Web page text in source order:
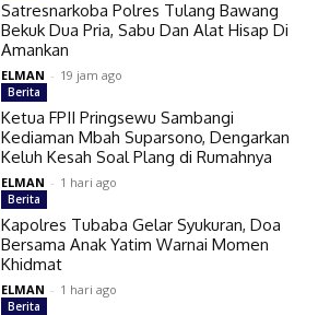
Satresnarkoba Polres Tulang Bawang
Bekuk Dua Pria, Sabu Dan Alat Hisap Di
Amankan
ELMAN - 19 jam ago
Berita
Ketua FPII Pringsewu Sambangi
Kediaman Mbah Suparsono, Dengarkan
Keluh Kesah Soal Plang di Rumahnya
ELMAN - 1 hari ago
Berita
Kapolres Tubaba Gelar Syukuran, Doa
Bersama Anak Yatim Warnai Momen
Khidmat
ELMAN - 1 hari ago
Berita